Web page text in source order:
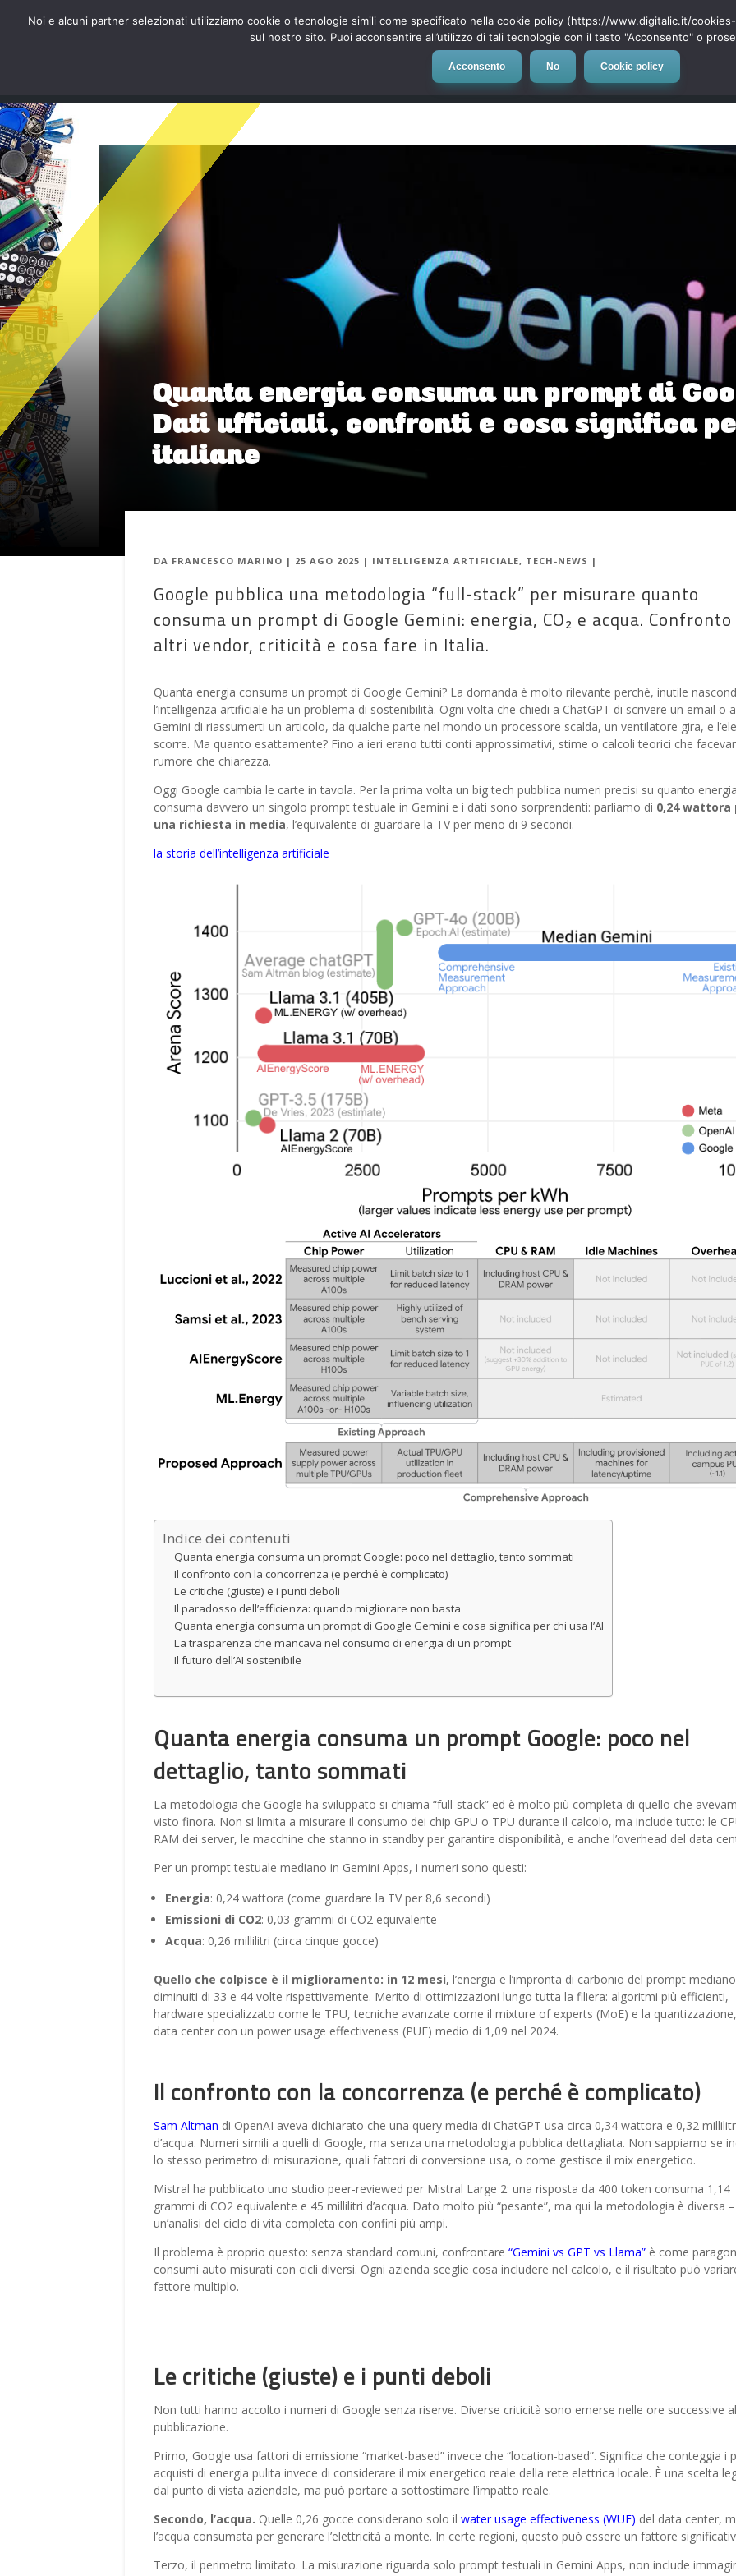
Social Network App Automotive Tech-News
Quanta energia consuma un prompt di
Dati ufficiali, confronti e cosa significa
italiane
DA FRANCESCO MARINO | 25 AGO 2025 | INTELLIGENZA ARTIFICIALE, TECH-NEWS |
Google pubblica una metodologia “full-stack” per misurare quanto
consuma un prompt di Google Gemini: energia, CO₂ e acqua. Confronto
altri vendor, criticità e cosa fare in Italia.
Quanta energia consuma un prompt di Google Gemini? La domanda è molto rilevante perchè, inutile
l’intelligenza artificiale ha un problema di sostenibilità. Ogni volta che chiedi a ChatGPT di scrivere un email o a
Gemini di riassumerti un articolo, da qualche parte nel mondo un processore scalda, un ventilatore gira, e
scorre. Ma quanto esattamente? Fino a ieri erano tutti conti approssimativi, stime o calcoli teorici che
rumore che chiarezza.
Oggi Google cambia le carte in tavola. Per la prima volta un big tech pubblica numeri precisi su quanto energia
consuma davvero un singolo prompt testuale in Gemini e i dati sono sorprendenti: parliamo di 0,24 wattora
una richiesta in media, l’equivalente di guardare la TV per meno di 9 secondi.
la storia dell’intelligenza artificiale
Indice dei contenuti
Quanta energia consuma un prompt Google: poco nel dettaglio, tanto sommati
Il confronto con la concorrenza (e perché è complicato)
Le critiche (giuste) e i punti deboli
Il paradosso dell’efficienza: quando migliorare non basta
Quanta energia consuma un prompt di Google Gemini e cosa significa per chi usa l’AI
La trasparenza che mancava nel consumo di energia di un prompt
Il futuro dell’AI sostenibile
Quanta energia consuma un prompt Google: poco nel
dettaglio, tanto sommati
La metodologia che Google ha sviluppato si chiama “full-stack” ed è molto più completa di quello che
visto finora. Non si limita a misurare il consumo dei chip GPU o TPU durante il calcolo, ma include tutto: le
RAM dei server, le macchine che stanno in standby per garantire disponibilità, e anche l’overhead del data
Per un prompt testuale mediano in Gemini Apps, i numeri sono questi:
Energia: 0,24 wattora (come guardare la TV per 8,6 secondi)
Emissioni di CO2: 0,03 grammi di CO2 equivalente
Acqua: 0,26 millilitri (circa cinque gocce)
Quello che colpisce è il miglioramento: in 12 mesi, l’energia e l’impronta di carbonio del prompt
diminuiti di 33 e 44 volte rispettivamente. Merito di ottimizzazioni lungo tutta la filiera: algoritmi più efficienti,
hardware specializzato come le TPU, tecniche avanzate come il mixture of experts (MoE) e la
data center con un power usage effectiveness (PUE) medio di 1,09 nel 2024.
Il confronto con la concorrenza (e perché è complicato)
Sam Altman di OpenAI aveva dichiarato che una query media di ChatGPT usa circa 0,34 wattora e 0,32
d’acqua. Numeri simili a quelli di Google, ma senza una metodologia pubblica dettagliata. Non sappiamo se
lo stesso perimetro di misurazione, quali fattori di conversione usa, o come gestisce il mix energetico.
Mistral ha pubblicato uno studio peer-reviewed per Mistral Large 2: una risposta da 400 token consuma 1,14
grammi di CO2 equivalente e 45 millilitri d’acqua. Dato molto più “pesante”, ma qui la metodologia è diversa
un’analisi del ciclo di vita completa con confini più ampi.
Il problema è proprio questo: senza standard comuni, confrontare “Gemini vs GPT vs Llama” è come
consumi auto misurati con cicli diversi. Ogni azienda sceglie cosa includere nel calcolo, e il risultato può
fattore multiplo.
Le critiche (giuste) e i punti deboli
Non tutti hanno accolto i numeri di Google senza riserve. Diverse criticità sono emerse nelle ore successive
pubblicazione.
Primo, Google usa fattori di emissione “market-based” invece che “location-based”. Significa che conteggia i
acquisti di energia pulita invece di considerare il mix energetico reale della rete elettrica locale. È una scelta
dal punto di vista aziendale, ma può portare a sottostimare l’impatto reale.
Secondo, l’acqua. Quelle 0,26 gocce considerano solo il water usage effectiveness (WUE) del data center,
l’acqua consumata per generare l’elettricità a monte. In certe regioni, questo può essere un fattore
Terzo, il perimetro limitato. La misurazione riguarda solo prompt testuali in Gemini Apps, non include
Noi e alcuni partner selezionati utilizziamo cookie o tecnologie simili come specificato nella cookie policy (https://www.digitalic.it/
sul nostro sito. Puoi acconsentire all’utilizzo di tali tecnologie con il tasto "Acconsento" o
Acconsento No Cookie policy